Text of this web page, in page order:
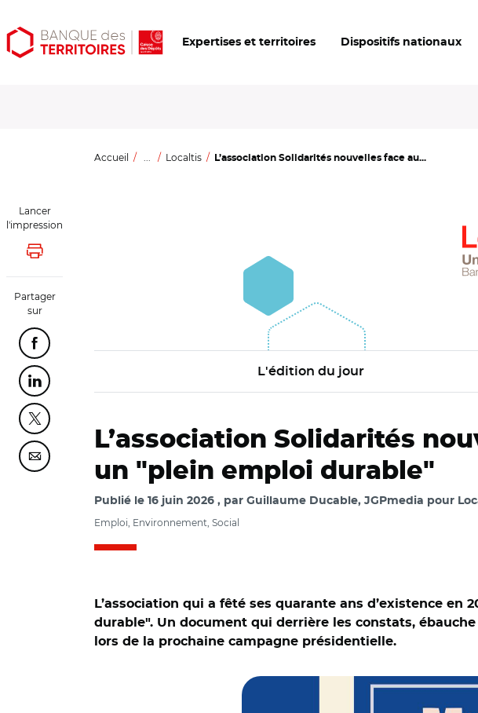
Aller
au
Aller
au
Ouvrir
les
Expertises et territoires Dispositifs nationaux
Accueil ... Localtis L’association Solidarités nouvelles face au...
L'édition du jour
Lancer
l'impression
Lancer l'impression
Partager
sur
Partager cette page sur Facebook
Partager cette page sur Linkedin
Partager cette page sur Twitter
Partager cette page sur Courriel
L’association Solidarités
un "plein emploi durable"
Publié le 16 juin 2026 par Guillaume Ducable, JGPmedia pour
Emploi, Environnement, Social
L’association qui a fêté ses quarante ans d’existence
durable". Un document qui derrière les constats,
lors de la prochaine campagne présidentielle.